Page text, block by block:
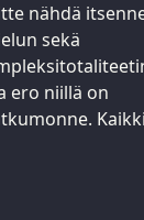
nähdä
sekä
ero niillä on